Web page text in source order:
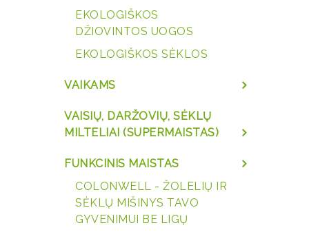
EKOLOGIŠKOS
DŽIOVINTOS UOGOS
EKOLOGIŠKOS SĖKLOS
VAIKAMS
VAISIŲ, DARŽOVIŲ, SĖKLŲ
MILTELIAI (SUPERMAISTAS)
FUNKCINIS MAISTAS
COLONWELL - ŽOLELIŲ IR
SĖKLŲ MIŠINYS TAVO
GYVENIMUI BE LIGŲ